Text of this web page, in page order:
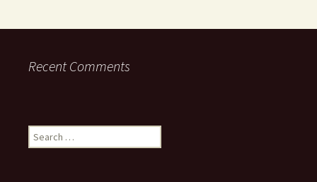
Recent Comments
Search
for: